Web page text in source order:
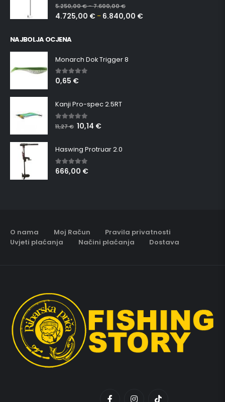
0 out of 5
5.250,00€–7.600,00€
4.725,00 € – 6.840,00 €
NAJBOLJA OCJENA
Monarch Dok Trigger 8
5.00 out of 5
0,65 €
Kanji Pro-spec 2.5RT
5.00 out of 5
11,27€ 10,14 €
Haswing Protruar 2.0
5.00 out of 5
666,00 €
O nama Moj Račun
Pravila privatnosti
Uvjeti plaćanja
Načini plaćanja Dostava